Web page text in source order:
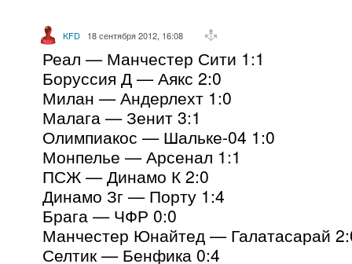
KFD 18 сентября 2012, 16:08
Реал — Манчестер Сити 1:1
Боруссия Д — Аякс 2:0
Милан — Андерлехт 1:0
Малага — Зенит 3:1
Олимпиакос — Шальке-04 1:0
Монпелье — Арсенал 1:1
ПСЖ — Динамо К 2:0
Динамо Зг — Порту 1:4
Брага — ЧФР 0:0
Манчестер Юнайтед — Галатасарай
Селтик — Бенфика 0:4